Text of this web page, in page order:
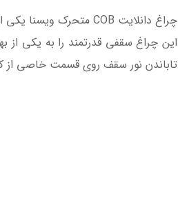
چراغ دانلایت COB متحرک ویسنا یکی از قویترین انواع چراغ سقفی در تأمین روشنایی موضعی و محیطی است. شار نوری
این چراغ سقفی قدرتمند را به یکی از
تاباندن نور سقف روی قسمت خاصی از کف یا